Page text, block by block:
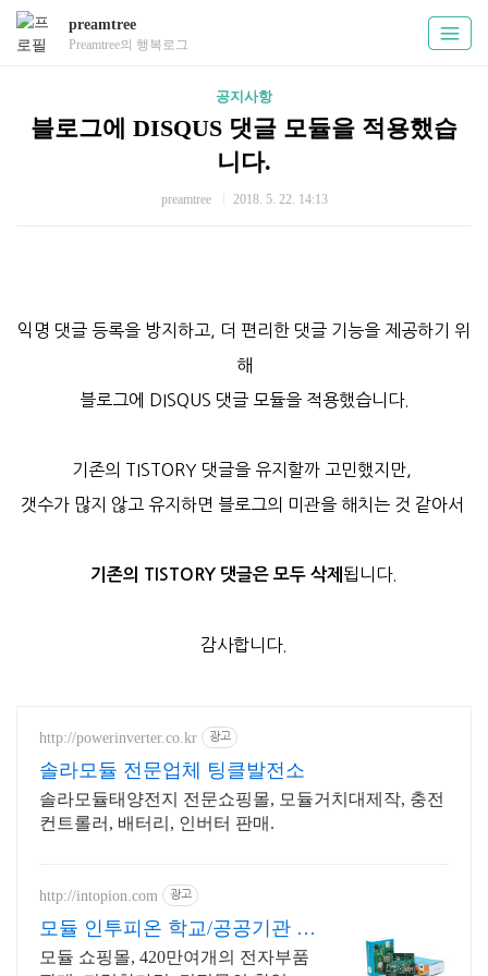
preamtree
Preamtree의 행복로그
공지사항
블로그에 DISQUS 댓글 모듈을 적용했습
니다.
preamtree 2018. 5. 22. 14:13
익명 댓글 등록을 방지하고, 더 편리한 댓글 기능을 제공하기 위
해
블로그에 DISQUS 댓글 모듈을 적용했습니다.
기존의 TISTORY 댓글을 유지할까 고민했지만,
갯수가 많지 않고 유지하면 블로그의 미관을 해치는 것 같아서
기존의 TISTORY 댓글은 모두 삭제 됩니다.
감사합니다.
http://powerinverter.co.kr 광고
솔라모듈 전문업체 팅클발전소
솔라모듈태양전지 전문쇼핑몰, 모듈거치대제작, 충전
컨트롤러, 배터리, 인버터 판매.
http://intopion.com 광고
모듈 인투피온 학교/공공기관 후
불구매환영
모듈 쇼핑몰, 420만여개의 전자부품